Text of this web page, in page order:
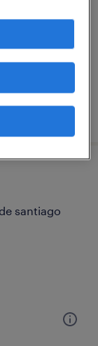
santiago
santiago